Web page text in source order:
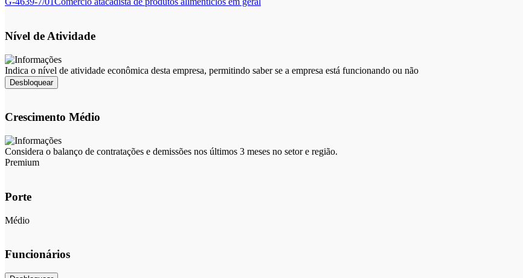
Nível de Atividade
Indica o nível de atividade econômica desta empresa, permitindo saber se a empresa está funcionando ou não
Desbloquear
Crescimento Médio
Considera o balanço de contratações e demissões nos últimos 3 meses no setor e região.
Premium
Porte
Médio
Funcionários